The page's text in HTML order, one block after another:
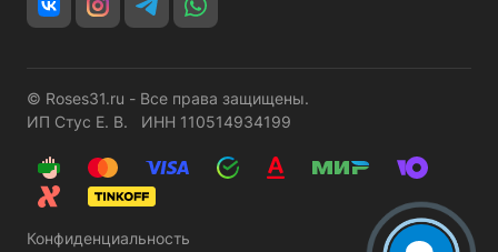
© Roses31.ru - Все права защищены.
ИП Стус Е. В. ИНН 110514934199
Конфиденциальность